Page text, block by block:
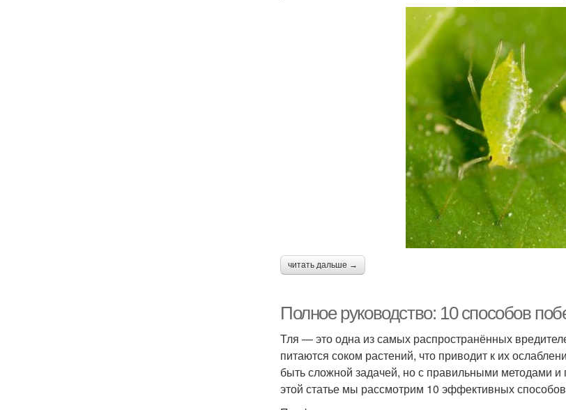
читать дальше →
Полное руководство: 10 способов
Тля — это одна из самых распространённых
питаются соком растений, что приводит к их
быть сложной задачей, но с правильными методами
этой статье мы рассмотрим 10 эффективных